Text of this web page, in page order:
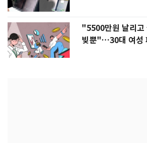
"5500만원 날리고
빚뿐"…30대 여성